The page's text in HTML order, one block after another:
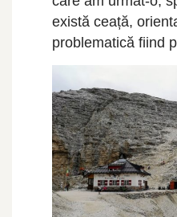
există ceață,
problematică fiind